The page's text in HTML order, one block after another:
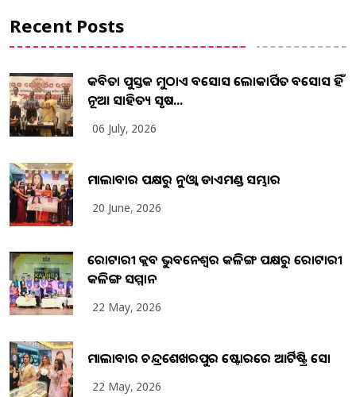
Recent Posts
କବିତା ପୁସ୍ତକ ମୁଠାଏ ଅବସୋସ ଲୋକାର୍ପିତ ଅବସୋସ ହିଁ
ନୂଆ ସାହିତ୍ୟ ସୃଷ...
06 July, 2026
ମାଲାବାର ପକ୍ଷରୁ ନୁଓ୍ବା ଡାଏମଣ୍ଡ ସମ୍ଭାର
20 June, 2026
ରୋଟାରୀ କ୍ଲବ ଭୁବନେଶ୍ୱର କଳିଙ୍ଗ ପକ୍ଷରୁ ରୋଟାରୀ
କଳିଙ୍ଗ ସମ୍ମାନ
22 May, 2026
ମାଲାବାର ଚନ୍ଦ୍ରଶେଖରପୁର ଷ୍ଟୋରରେ ଆର୍ଟିଷ୍ଟ୍ରି ସୋ
22 May, 2026